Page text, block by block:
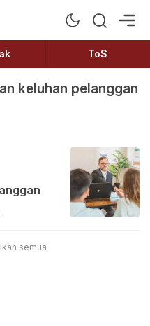
ToS
keluhan pelanggan
semua